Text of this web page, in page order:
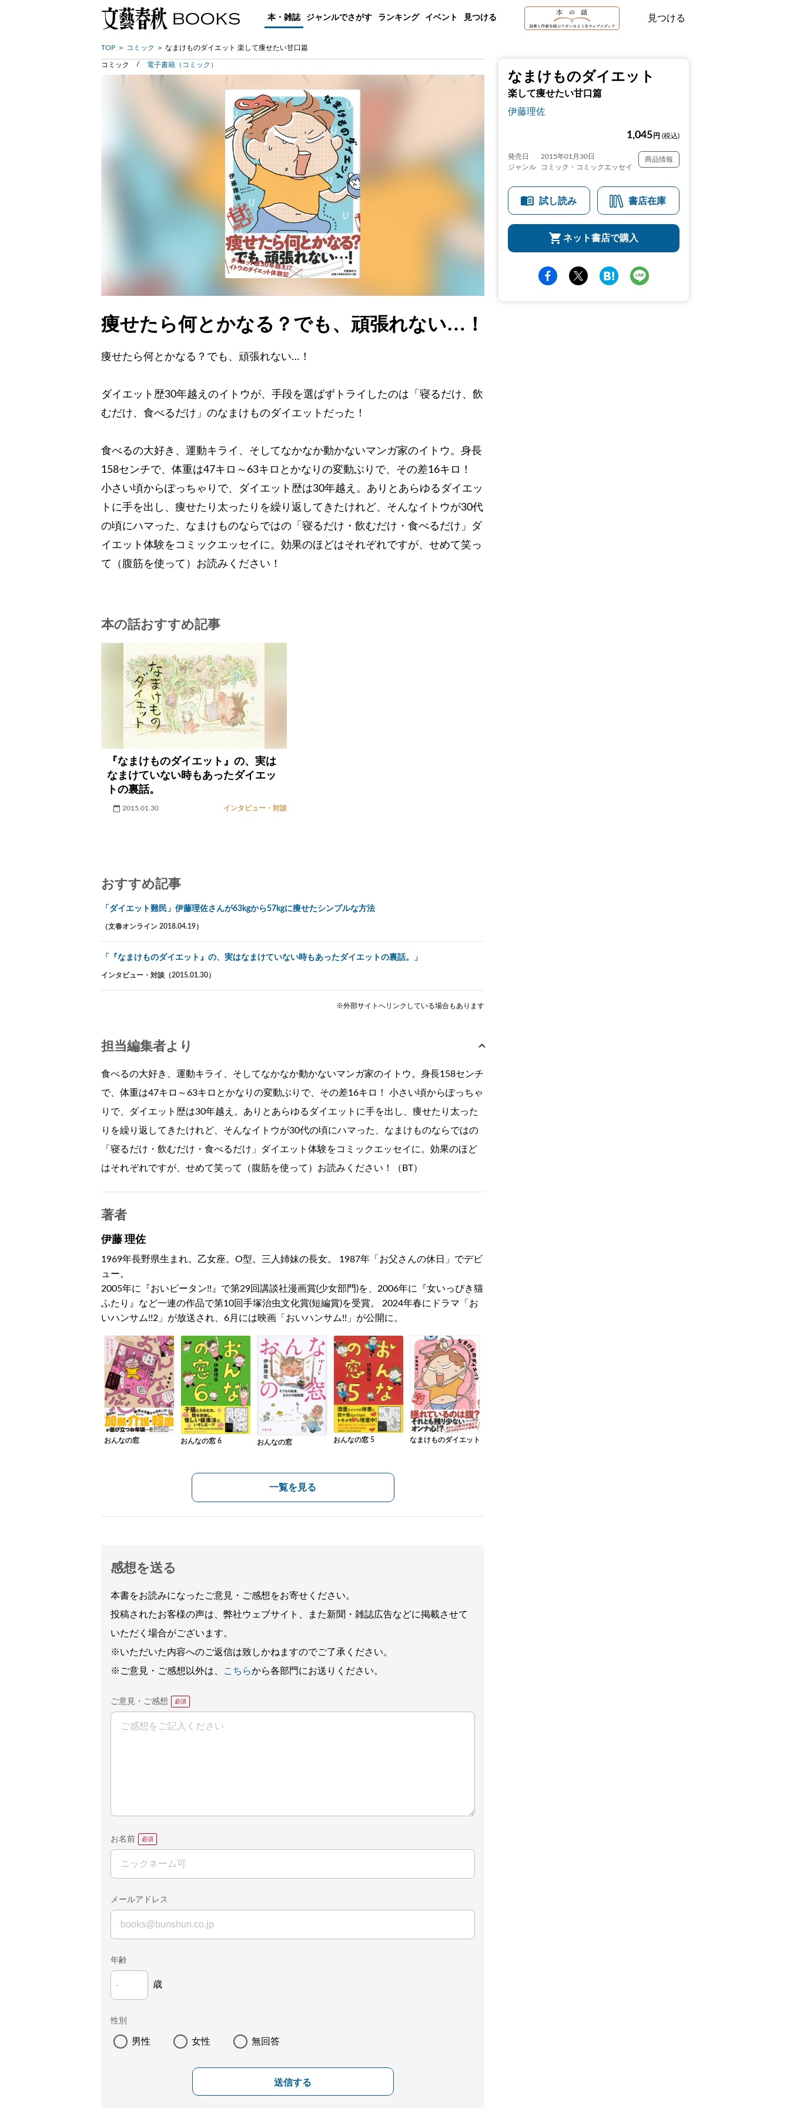
本・雑誌 ジャンルでさがす ランキング イベント 見つける 見つける
TOP コミック なまけものダイエット 楽して痩せたい甘口篇
なまけものダイエット
楽して痩せたい甘口篇
伊藤理佐
1,045 円 (税込)
発売日
2015年01月30日
ジャンル
コミック・コミックエッセイ
商品情報
試し読み 書店在庫
ネット書店で購入
コミック 電子書籍（コミック）
痩せたら何とかなる？でも、頑張れない…！
痩せたら何とかなる？でも、頑張れない…！
ダイエット歴30年越えのイトウが、手段を選ばずトライしたのは「寝るだけ、飲
むだけ、食べるだけ」のなまけものダイエットだった！
食べるの大好き、運動キライ、そしてなかなか動かないマンガ家のイトウ。身長
158センチで、体重は47キロ～63キロとかなりの変動ぶりで、その差16キロ！
小さい頃からぽっちゃりで、ダイエット歴は30年越え。ありとあらゆるダイエッ
トに手を出し、痩せたり太ったりを繰り返してきたけれど、そんなイトウが30代
の頃にハマった、なまけものならではの「寝るだけ・飲むだけ・食べるだけ」ダ
イエット体験をコミックエッセイに。効果のほどはそれぞれですが、せめて笑っ
て（腹筋を使って）お読みください！
本の話おすすめ記事
『なまけものダイエット』の、実は
なまけていない時もあったダイエッ
トの裏話。
2015.01.30 インタビュー・対談
おすすめ記事
「ダイエット難民」伊藤理佐さんが63kgから57kgに痩せたシンプルな方法
（文春オンライン 2018.04.19）
「『なまけものダイエット』の、実はなまけていない時もあったダイエットの裏話。」
インタビュー・対談（2015.01.30）
※外部サイトへリンクしている場合もあります
担当編集者より
食べるの大好き、運動キライ、そしてなかなか動かないマンガ家のイトウ。身長158センチ
で、体重は47キロ～63キロとかなりの変動ぶりで、その差16キロ！ 小さい頃からぽっちゃ
りで、ダイエット歴は30年越え。ありとあらゆるダイエットに手を出し、痩せたり太った
りを繰り返してきたけれど、そんなイトウが30代の頃にハマった、なまけものならではの
「寝るだけ・飲むだけ・食べるだけ」ダイエット体験をコミックエッセイに。効果のほど
はそれぞれですが、せめて笑って（腹筋を使って）お読みください！（BT）
著者
伊藤 理佐
1969年長野県生まれ。乙女座。O型。三人姉妹の長女。 1987年「お父さんの休日」でデビ
ュー。
2005年に『おいピータン!!』で第29回講談社漫画賞(少女部門)を、2006年に『女いっぴき猫
ふたり』など一連の作品で第10回手塚治虫文化賞(短編賞)を受賞。 2024年春にドラマ「お
いハンサム!!2」が放送され、6月には映画「おいハンサム!!」が公開に。
おんなの窓 おんなの窓 6 おんなの窓 おんなの窓 5 なまけものダイエット
一覧を見る
感想を送る
本書をお読みになったご意見・ご感想をお寄せください。
投稿されたお客様の声は、弊社ウェブサイト、また新聞・雑誌広告などに掲載させて
いただく場合がございます。
※いただいた内容へのご返信は致しかねますのでご了承ください。
※ご意見・ご感想以外は、
こちらから各部門にお送りください。
ご意見・ご感想
お名前
メールアドレス
年齢
歳
性別
男性 女性 無回答
送信する